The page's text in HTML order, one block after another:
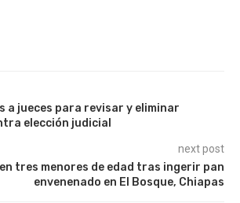
a jueces para revisar y eliminar
elección judicial
next post
tres menores de edad tras ingerir pan
envenenado en El Bosque, Chiapas